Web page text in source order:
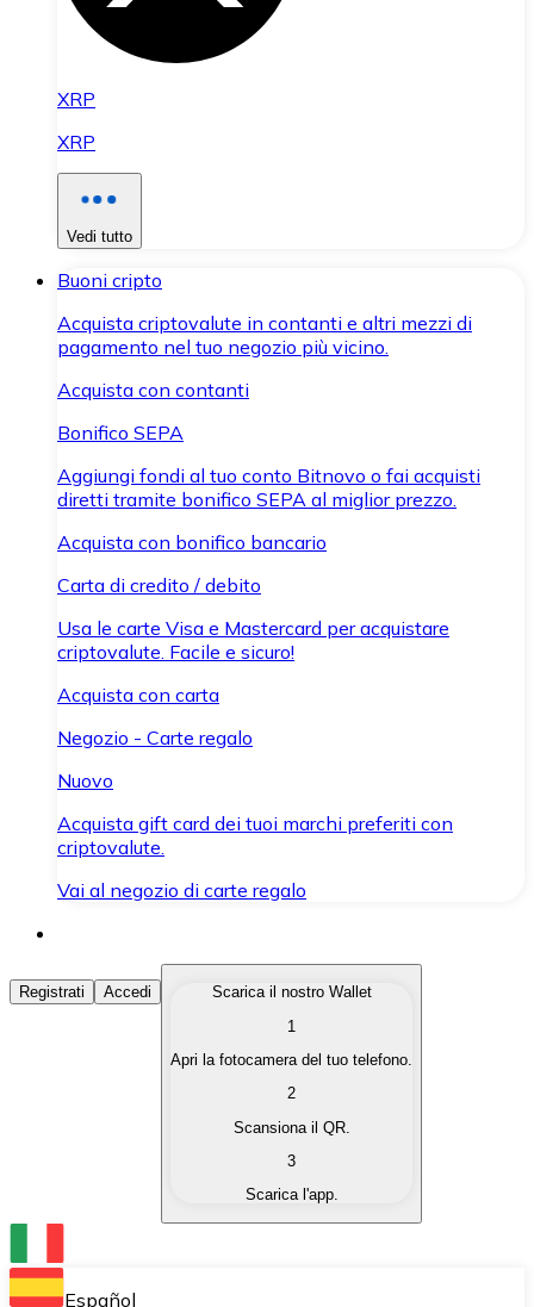
XRP
XRP
Vedi tutto
Buoni cripto
Acquista criptovalute in contanti e altri mezzi di
pagamento nel tuo negozio più vicino.
Acquista con contanti
Bonifico SEPA
Aggiungi fondi al tuo conto Bitnovo o fai acquisti
diretti tramite bonifico SEPA al miglior prezzo.
Acquista con bonifico bancario
Carta di credito / debito
Usa le carte Visa e Mastercard per acquistare
criptovalute. Facile e sicuro!
Acquista con carta
Negozio - Carte regalo
Nuovo
Acquista gift card dei tuoi marchi preferiti con
criptovalute.
Vai al negozio di carte regalo
Acquista Criptovalute
Acquista le criptovalute che ti interessano in modo
Converti le tue criptovalute in valuta fiat quando ne
Scambia una criptovaluta con un'altra
Conserva le tue cripto in un Wallet self-custodial.
Registrati Accedi
Scarica il nostro Wallet
1
Apri la fotocamera del tuo telefono.
2
Scansiona il QR.
3
Scarica l'app.
Español